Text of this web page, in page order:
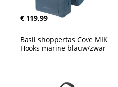
€ 119,99
Basil shoppertas Cove MIK
Hooks marine blauw/zwar